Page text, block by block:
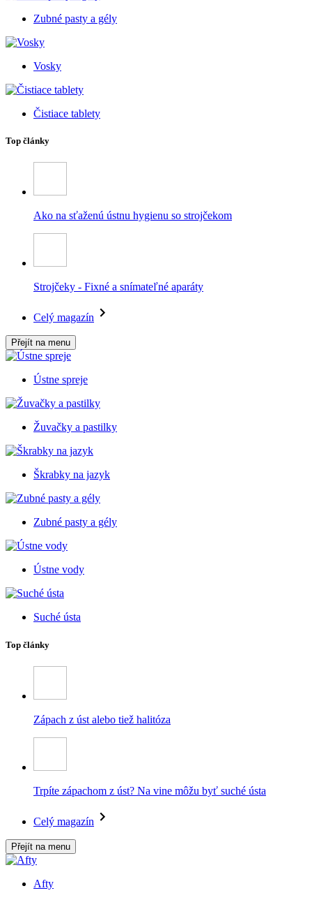
Zubné pasty a gély
Vosky
Čistiace tablety
Top články
Ako na sťaženú ústnu hygienu so strojčekom
Strojčeky - Fixné a snímateľné aparáty
Celý magazín
Přejít na menu
Ústne spreje
Žuvačky a pastilky
Škrabky na jazyk
Zubné pasty a gély
Ústne vody
Suché ústa
Top články
Zápach z úst alebo tiež halitóza
Trpíte zápachom z úst? Na vine môžu byť suché ústa
Celý magazín
Přejít na menu
Afty